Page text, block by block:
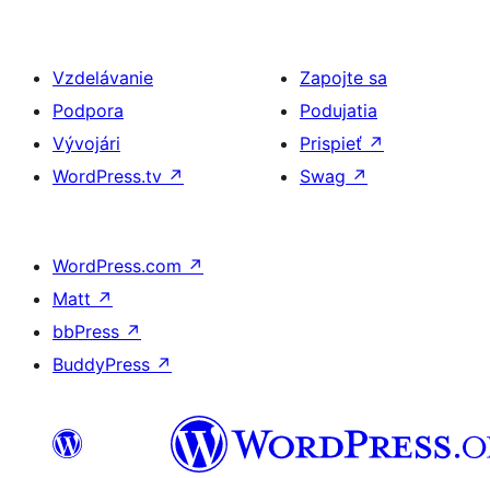
Vzdelávanie
Podpora
Vývojári
WordPress.tv ↗
Zapojte sa
Podujatia
Prispieť ↗
Swag ↗
WordPress.com ↗
Matt ↗
bbPress ↗
BuddyPress ↗